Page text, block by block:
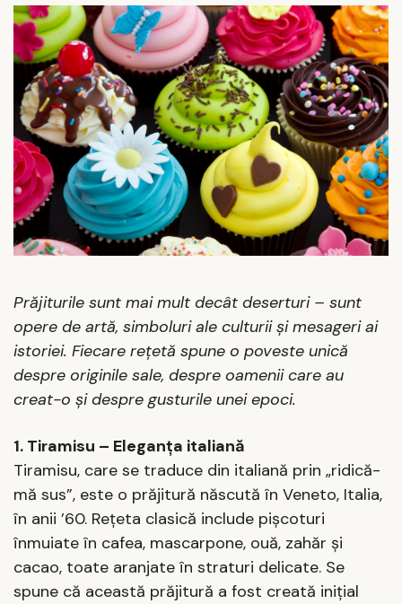
Prăjiturile sunt mai mult decât deserturi – sunt
opere de artă, simboluri ale culturii și mesageri ai
istoriei. Fiecare rețetă spune o poveste unică
despre originile sale, despre oamenii care au
creat-o și despre gusturile unei epoci.
1. Tiramisu – Eleganța italiană
Tiramisu, care se traduce din italiană prin „ridică-
mă sus”, este o prăjitură născută în Veneto, Italia,
în anii ’60. Rețeta clasică include pișcoturi
înmuiate în cafea, mascarpone, ouă, zahăr și
cacao, toate aranjate în straturi delicate. Se
spune că această prăjitură a fost creată inițial